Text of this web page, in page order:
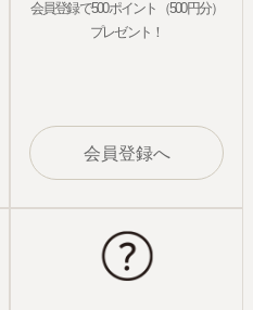
会員登録で500ポイント（500円分）
プレゼント！
会員登録へ